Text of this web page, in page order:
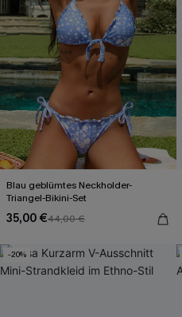
Blau geblümtes Neckholder-
Triangel-Bikini-Set
35,00 €44,00 €
-20%